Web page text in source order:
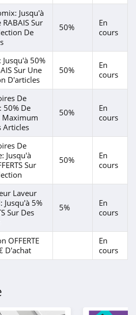
Jusqu'à
RABAIS Sur
De
50%
En
cours
Jusqu'à 50%
Sur Une
D'articles
50%
En
cours
De
50% De
Maximum
Articles
50%
En
cours
De
Jusqu'à
Sur
50%
En
cours
Laveur
Jusqu'à 5%
Sur Des
5%
En
cours
OFFERTE
D'achat
En
cours